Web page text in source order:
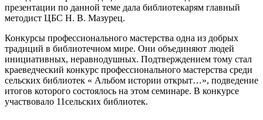
презентации по данной теме дала библиотекарям главный
методист ЦБС Н. В. Мазурец.
Конкурсы профессионального мастерства одна из добрых
традиций в библиотечном мире. Они объединяют людей
инициативных, неравнодушных. Подтверждением тому стал
краеведческий конкурс профессионального мастерства среди
сельских библиотек « Альбом истории открыт…», подведение
итогов которого состоялось на этом семинаре. В конкурсе
участвовало 11сельских библиотек.